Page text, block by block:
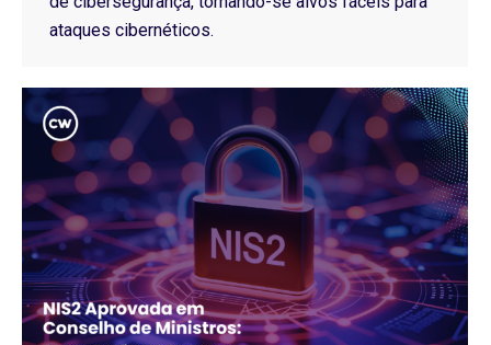
ataques cibernéticos.